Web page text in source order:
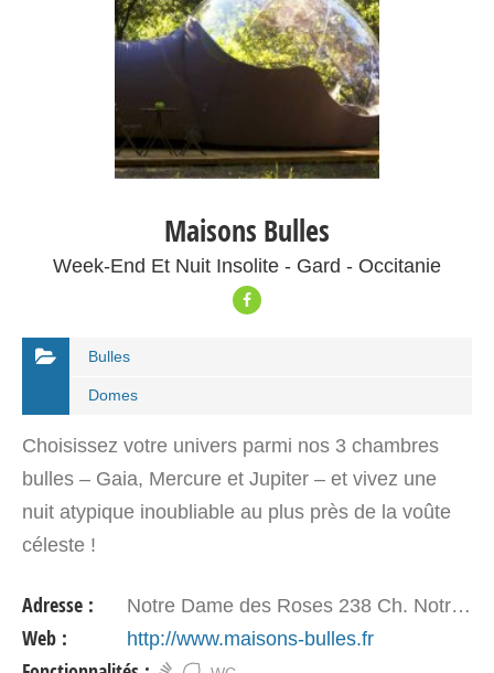
Maisons Bulles
Week-End Et Nuit Insolite - Gard - Occitanie
Bulles
Domes
Choisissez votre univers parmi nos 3 chambres
bulles – Gaia, Mercure et Jupiter – et vivez une
nuit atypique inoubliable au plus près de la voûte
céleste !
Adresse : Notre Dame des Roses 238 Ch. Notre Dame des Roses - 30 130 Pont-St-Esprit
Web : http://www.maisons-bulles.fr